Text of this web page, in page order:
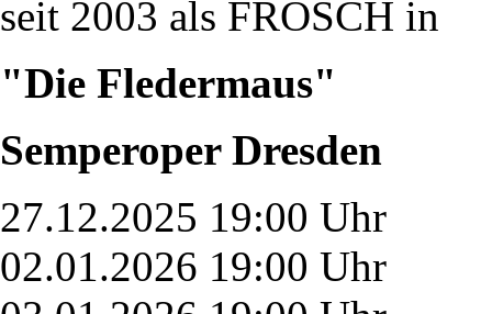
seit 2003 als FROSCH in
"Die Fledermaus"
Semperoper Dresden
27.12.2025 19:00 Uhr
02.01.2026 19:00 Uhr